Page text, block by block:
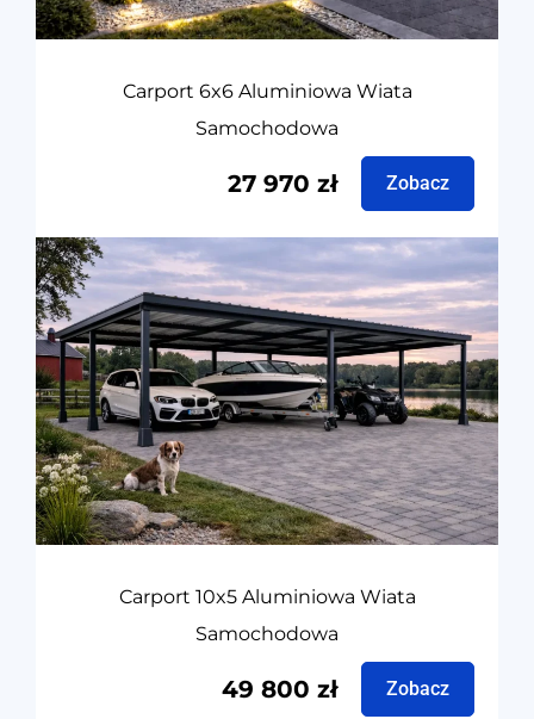
Carport 6x6 Aluminiowa Wiata
Samochodowa
27 970 zł Zobacz
Carport 10x5 Aluminiowa Wiata
Samochodowa
49 800 zł Zobacz